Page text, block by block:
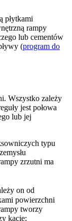
płytkami
rampy
lub cementów
(program do
Wszystko zależy
jest połowa
lub jej
typu
zrzutni ma
on od
powierzchni
tworzy
kącie: